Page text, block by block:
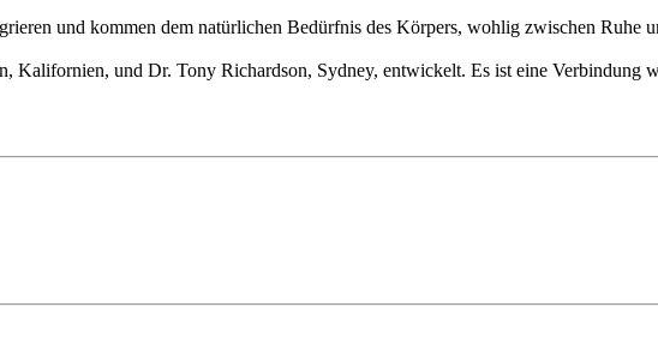
und kommen dem natürlichen Bedürfnis des Körpers, wohlig zwischen Ruhe
Kalifornien, und Dr. Tony Richardson, Sydney, entwickelt. Es ist eine Verbindung